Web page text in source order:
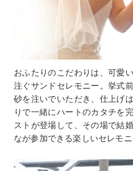
おふたりのこだわりは、可愛
注ぐサンドセレモニー。挙式
砂を注いでいただき、仕上げ
りで一緒にハートのカタチを
ストが登場して、その場で結
なが参加できる楽しいセレモニ